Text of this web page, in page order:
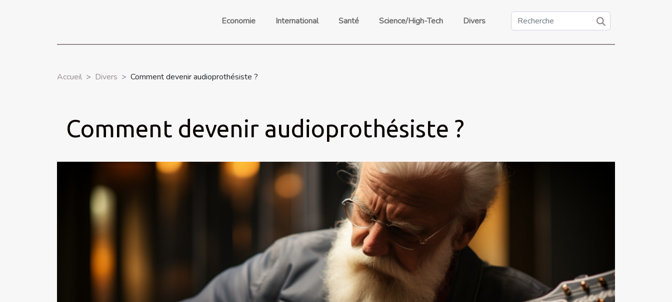
Economie International Santé Science/High-Tech Divers
Accueil Divers Comment devenir audioprothésiste ?
Comment devenir audioprothésiste ?